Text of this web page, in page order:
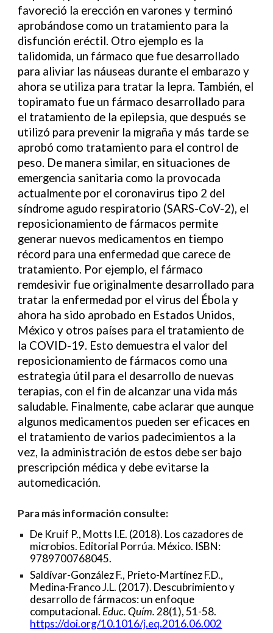
favoreció la erección en varones y terminó
aprobándose como un tratamiento para la
disfunción eréctil. Otro ejemplo es la
talidomida, un fármaco que fue desarrollado
para aliviar las náuseas durante el embarazo y
ahora se utiliza para tratar la lepra. También, el
topiramato fue un fármaco desarrollado para
el tratamiento de la epilepsia, que después se
utilizó para prevenir la migraña y más tarde se
aprobó como tratamiento para el control de
peso. De manera similar, en situaciones de
emergencia sanitaria como la provocada
actualmente por el coronavirus tipo 2 del
síndrome agudo respiratorio (SARS-CoV-2), el
reposicionamiento de fármacos permite
generar nuevos medicamentos en tiempo
récord para una enfermedad que carece de
tratamiento. Por ejemplo, el fármaco
remdesivir fue originalmente desarrollado para
tratar la enfermedad por el virus del Ébola y
ahora ha sido aprobado en Estados Unidos,
México y otros países para el tratamiento de
la COVID-19. Esto demuestra el valor del
reposicionamiento de fármacos como una
estrategia útil para el desarrollo de nuevas
terapias, con el fin de alcanzar una vida más
saludable. Finalmente, cabe aclarar que aunque
algunos medicamentos pueden ser eficaces en
el tratamiento de varios padecimientos a la
vez, la administración de estos debe ser bajo
prescripción médica y debe evitarse la
automedicación.
Para más información consulte:
De Kruif P., Motts I.E. (2018). Los cazadores de
microbios. Editorial Porrúa. México. ISBN:
9789700768045.
Saldívar-González F., Prieto-Martínez F.D.,
Medina-Franco J.L. (2017). Descubrimiento y
desarrollo de fármacos: un enfoque
computacional.Educ. Quím.28(1), 51-58.
https://doi.org/10.1016/j.eq.2016.06.002